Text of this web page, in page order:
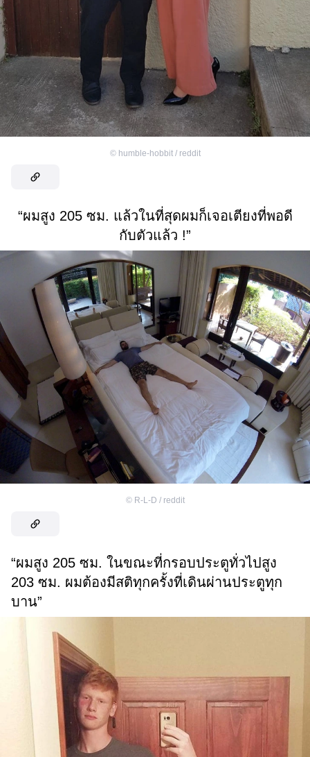
© humble-hobbit / reddit
“ผมสูง 205 ซม. แล้วในที่สุดผมก็เจอเตียงที่พอดี
กับตัวแล้ว !”
© R-L-D / reddit
“ผมสูง 205 ซม. ในขณะที่กรอบประตูทั่วไปสูง
203 ซม. ผมต้องมีสติทุกครั้งที่เดินผ่านประตูทุก
บาน”